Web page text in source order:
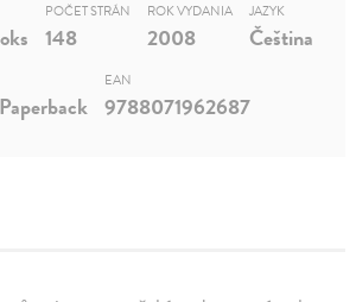
POČET STRÁN
148
ROK VYDANIA
2008
JAZYK
Čeština
EAN
9788071962687